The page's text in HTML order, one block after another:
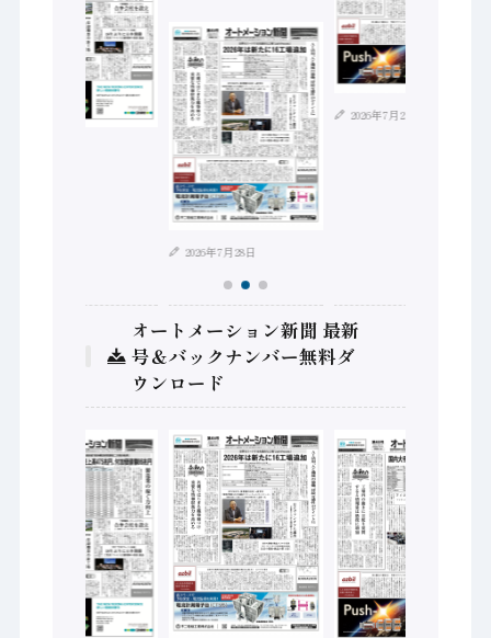
2026年7月28日
2026年7月21日
オートメーション新聞 最新
号＆バックナンバー無料ダ
ウンロード